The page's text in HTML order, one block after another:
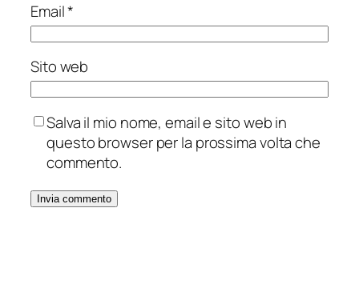
Email*
Sito web
Salva il mio nome, email e sito web in
questo browser per la prossima volta che
commento.